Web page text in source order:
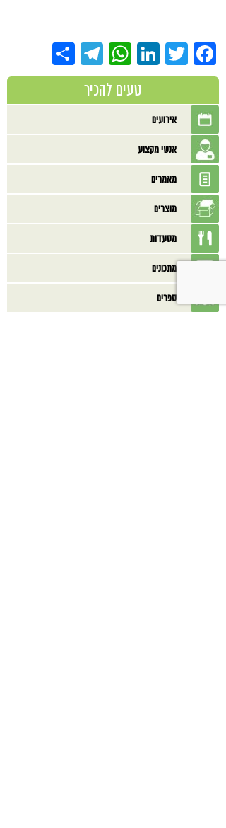
Facebook
Twitter
LinkedIn
WhatsApp
Telegram
טעים להכיר
אירועים
אנשי מקצוע
מאמרים
מוצרים
מסעדות
מתכונים
ספרים